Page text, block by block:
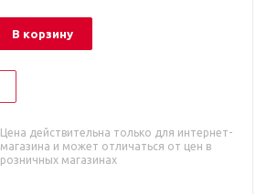
В корзину
Цена действительна только для интернет-
магазина и может отличаться от цен в
розничных магазинах